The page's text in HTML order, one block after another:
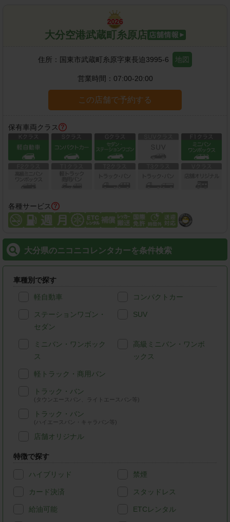
大分空港武蔵町糸原店
住所： 国東市武蔵町糸原字東長迫3995-6 地図
営業時間： 07:00-20:00
この店舗で予約する
保有車両クラス
各種サービス
大分県のニコニコレンタカーを条件検索
車種別で探す
軽自動車 コンパクトカー
ステーションワゴン・
セダン
SUV
ミニバン・ワンボック
ス
高級ミニバン・ワンボ
ックス
軽トラック・商用バン
トラック・バン
(タウンエースバン、ライトエースバン等)
トラック・バン
(ハイエースバン・キャラバン等)
店舗オリジナル
特徴で探す
ハイブリッド 禁煙
カード決済 スタッドレス
給油可能 ETCレンタル